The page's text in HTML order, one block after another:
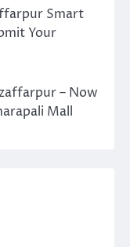
Smart
Your
– Now
Mall